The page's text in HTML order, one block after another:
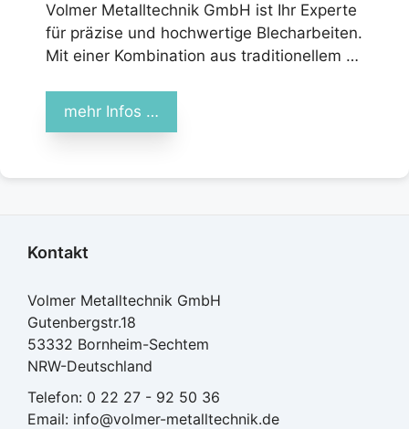
Volmer Metalltechnik GmbH ist Ihr Experte
für präzise und hochwertige Blecharbeiten.
Mit einer Kombination aus traditionellem …
mehr Infos …
Kontakt
Volmer Metalltechnik GmbH
Gutenbergstr.18
53332 Bornheim-Sechtem
NRW-Deutschland
Telefon: 0 22 27 - 92 50 36
Email: info@volmer-metalltechnik.de